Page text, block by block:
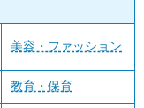
美容・ファッション
教育・保育